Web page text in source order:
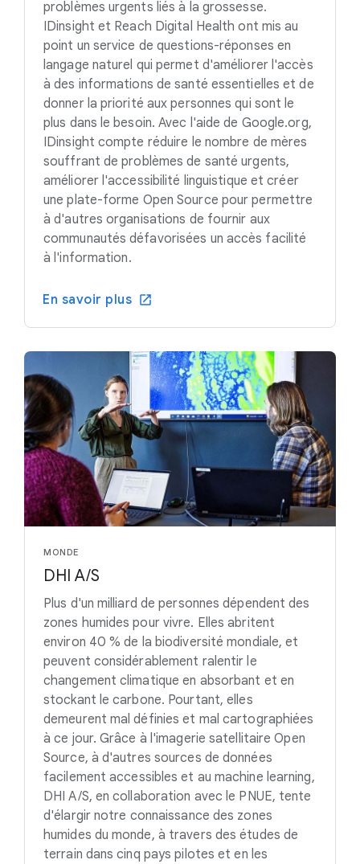
problèmes urgents liés à la grossesse.
IDinsight et Reach Digital Health ont mis au
point un service de questions-réponses en
langage naturel qui permet d'améliorer l'accès
à des informations de santé essentielles et de
donner la priorité aux personnes qui sont le
plus dans le besoin. Avec l'aide de Google.org,
IDinsight compte réduire le nombre de mères
souffrant de problèmes de santé urgents,
améliorer l'accessibilité linguistique et créer
une plate-forme Open Source pour permettre
à d'autres organisations de fournir aux
communautés défavorisées un accès facilité
à l'information.
En savoir plus
MONDE
DHI A/S
Plus d'un milliard de personnes dépendent des
zones humides pour vivre. Elles abritent
environ 40 % de la biodiversité mondiale, et
peuvent considérablement ralentir le
changement climatique en absorbant et en
stockant le carbone. Pourtant, elles
demeurent mal définies et mal cartographiées
à ce jour. Grâce à l'imagerie satellitaire Open
Source, à d'autres sources de données
facilement accessibles et au machine learning,
DHI A/S, en collaboration avec le PNUE, tente
d'élargir notre connaissance des zones
humides du monde, à travers des études de
terrain dans cinq pays pilotes et en les